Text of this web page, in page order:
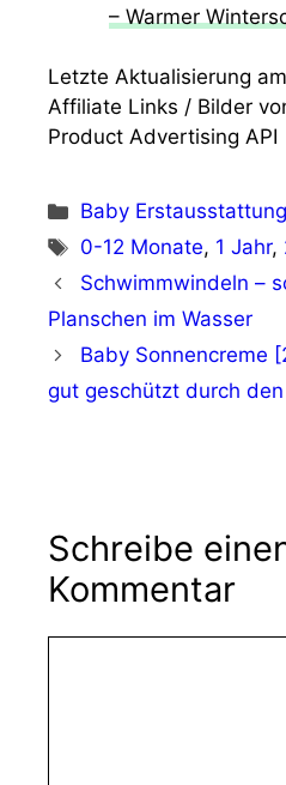
– Warmer
Letzte Aktualisierung
Affiliate Links / Bilder
Product Advertising API
Kategorien
Baby Erstausstattung
Schlagwörter
0-12 Monate, 1 Jahr,
Schwimmwindeln –
Planschen im Wasser
Baby Sonnencreme
gut geschützt durch
Schreibe
Kommentar